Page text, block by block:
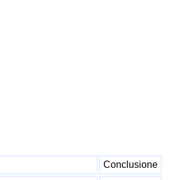
Conclusione